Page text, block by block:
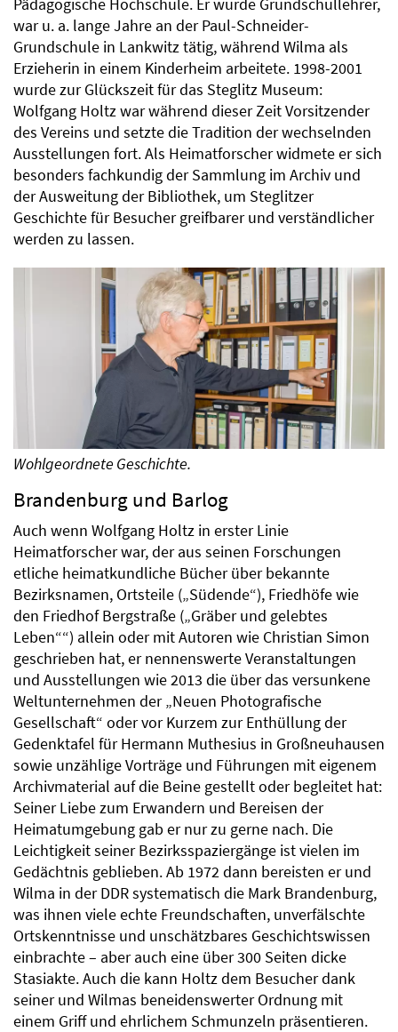
Pädagogische Hochschule. Er wurde Grundschullehrer,
war u. a. lange Jahre an der Paul-Schneider-
Grundschule in Lankwitz tätig, während Wilma als
Erzieherin in einem Kinderheim arbeitete. 1998-2001
wurde zur Glückszeit für das Steglitz Museum:
Wolfgang Holtz war während dieser Zeit Vorsitzender
des Vereins und setzte die Tradition der wechselnden
Ausstellungen fort. Als Heimatforscher widmete er sich
besonders fachkundig der Sammlung im Archiv und
der Ausweitung der Bibliothek, um Steglitzer
Geschichte für Besucher greifbarer und verständlicher
werden zu lassen.
Wohlgeordnete Geschichte.
Brandenburg und Barlog
Auch wenn Wolfgang Holtz in erster Linie
Heimatforscher war, der aus seinen Forschungen
etliche heimatkundliche Bücher über bekannte
Bezirksnamen, Ortsteile („Südende“), Friedhöfe wie
den Friedhof Bergstraße („Gräber und gelebtes
Leben““) allein oder mit Autoren wie Christian Simon
geschrieben hat, er nennenswerte Veranstaltungen
und Ausstellungen wie 2013 die über das versunkene
Weltunternehmen der „Neuen Photografische
Gesellschaft“ oder vor Kurzem zur Enthüllung der
Gedenktafel für Hermann Muthesius in Großneuhausen
sowie unzählige Vorträge und Führungen mit eigenem
Archivmaterial auf die Beine gestellt oder begleitet hat:
Seiner Liebe zum Erwandern und Bereisen der
Heimatumgebung gab er nur zu gerne nach. Die
Leichtigkeit seiner Bezirksspaziergänge ist vielen im
Gedächtnis geblieben. Ab 1972 dann bereisten er und
Wilma in der DDR systematisch die Mark Brandenburg,
was ihnen viele echte Freundschaften, unverfälschte
Ortskenntnisse und unschätzbares Geschichtswissen
einbrachte – aber auch eine über 300 Seiten dicke
Stasiakte. Auch die kann Holtz dem Besucher dank
seiner und Wilmas beneidenswerter Ordnung mit
einem Griff und ehrlichem Schmunzeln präsentieren.